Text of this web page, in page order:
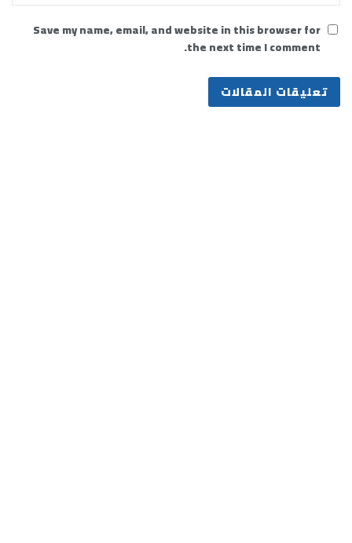
Save my name, email, and website in this browser for
the next time I comment.